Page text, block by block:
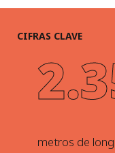
CIFRAS CLAVE
metros de